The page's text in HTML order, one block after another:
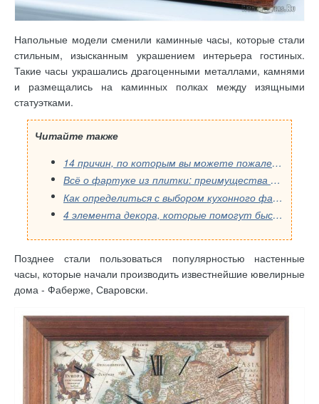
Напольные модели сменили каминные часы, которые стали
стильным, изысканным украшением интерьера гостиных.
Такие часы украшались драгоценными металлами, камнями
и размещались на каминных полках между изящными
статуэтками.
Читайте также
14 причин, по которым вы можете пожалеть о выборе кухонного фартука: распространенные ошибки, которые стоит избегать.
Всё о фартуке из плитки: преимущества и недостатки для вашей кухни
Как определиться с выбором кухонного фартука, учитывая дизайн квартиры
4 элемента декора, которые помогут быстро преобразить интерьер
Позднее стали пользоваться популярностью настенные
часы, которые начали производить известнейшие ювелирные
дома - Фаберже, Сваровски.